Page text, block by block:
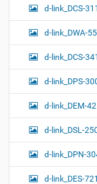
d-link_DCS-
d-link_DWA-
d-link_DCS-
d-link_DPS-
d-link_DEM-
d-link_DSL-
d-link_DPN-
d-link_DES-